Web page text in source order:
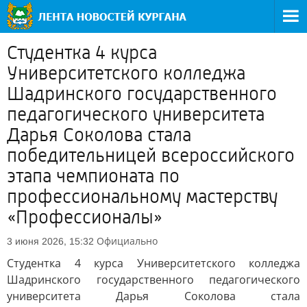
Студентка 4 курса
Университетского колледжа
Шадринского государственного
педагогического университета
Дарья Соколова стала
победительницей всероссийского
этапа чемпионата по
профессиональному мастерству
«Профессионалы»
3 июня 2026, 15:32 Официально
Студентка 4 курса Университетского колледжа
Шадринского государственного педагогического
университета Дарья Соколова стала